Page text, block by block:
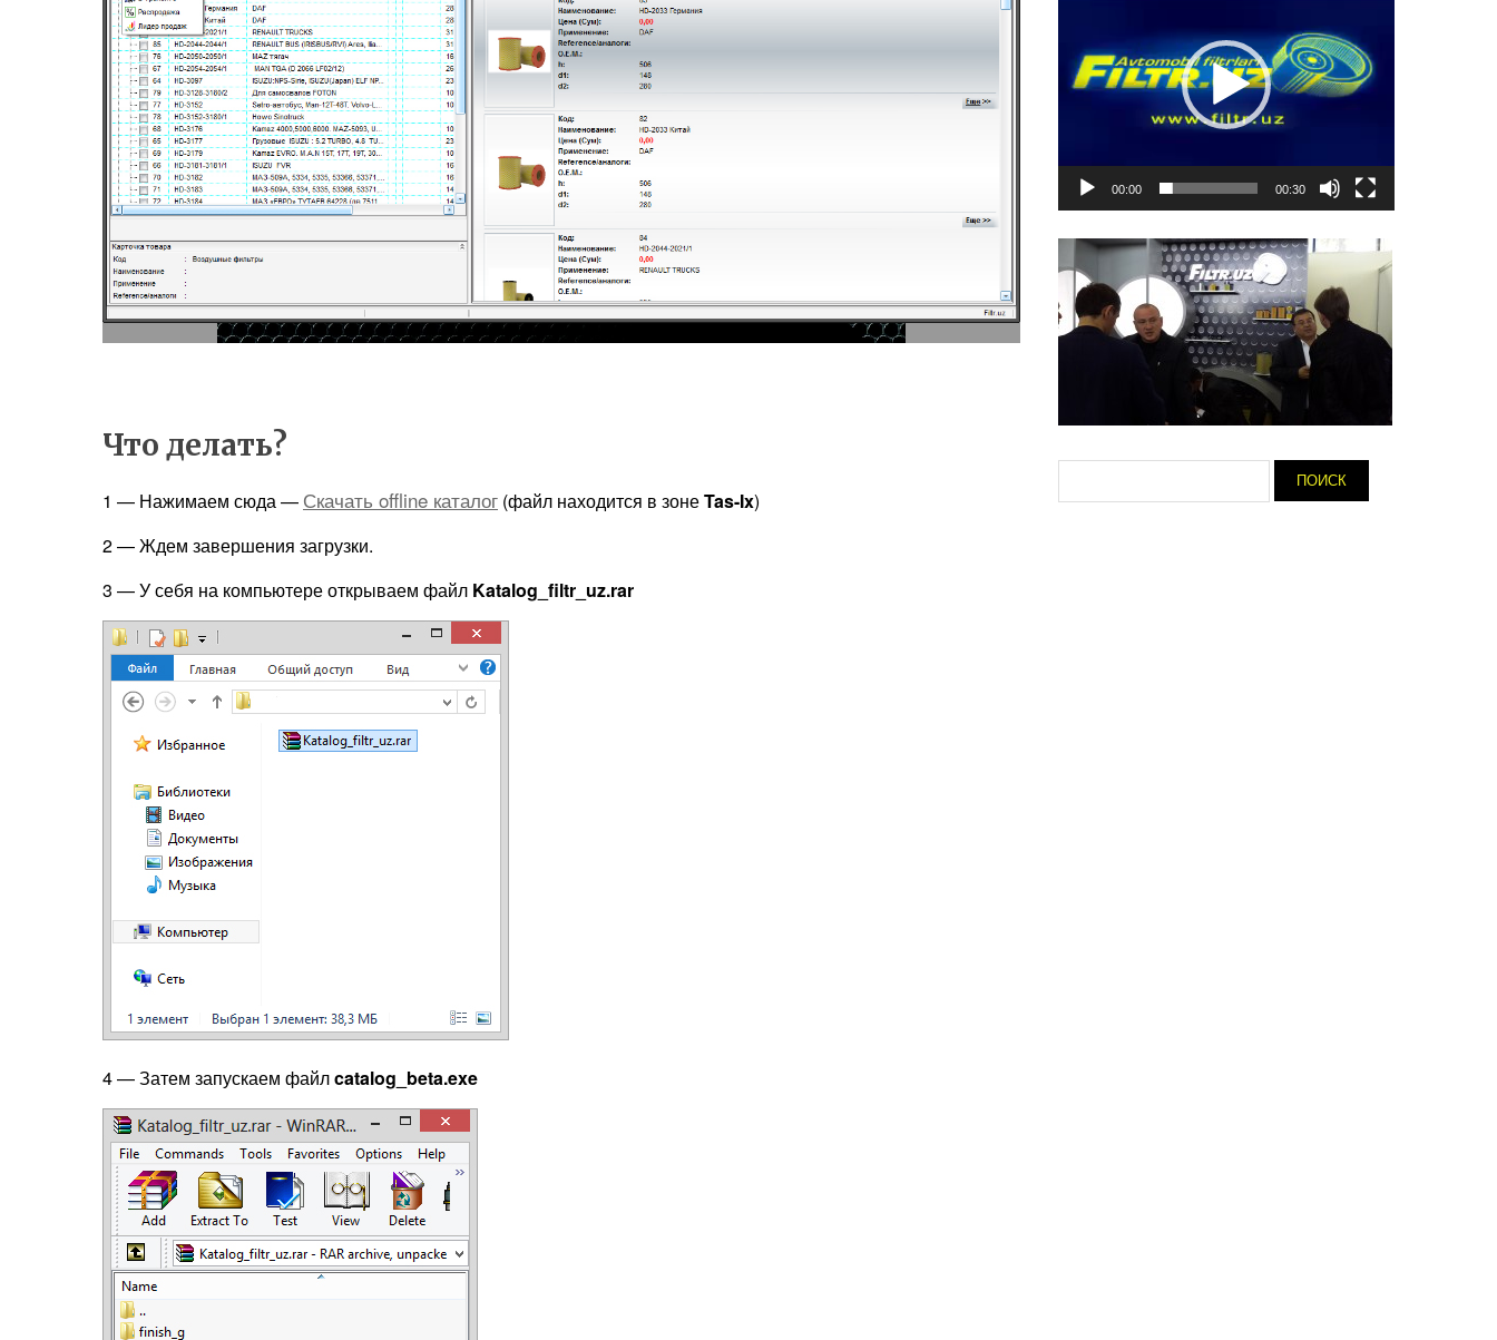
Что делать?
1 — Нажимаем сюда — Скачать offline каталог (файл находится в зонеTas-Ix)
2 — Ждем завершения загрузки.
3 — У себя на компьютере открываем файл Katalog_filtr_uz.rar
4 — Затем запускаем файлcatalog_beta.exe
00:00 00:30